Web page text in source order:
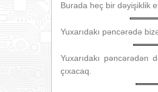
Burada heç bir dəyişiklik
Yuxarıdakı pəncərədə
Yuxarıdakı
çıxacaq.